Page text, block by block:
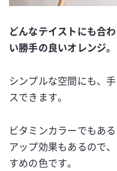
どんなテイストにも合
い勝手の良いオレンジ。
シンプルな空間にも、
スできます。
ビタミンカラーでもあ
アップ効果もあるので
すめの色です。